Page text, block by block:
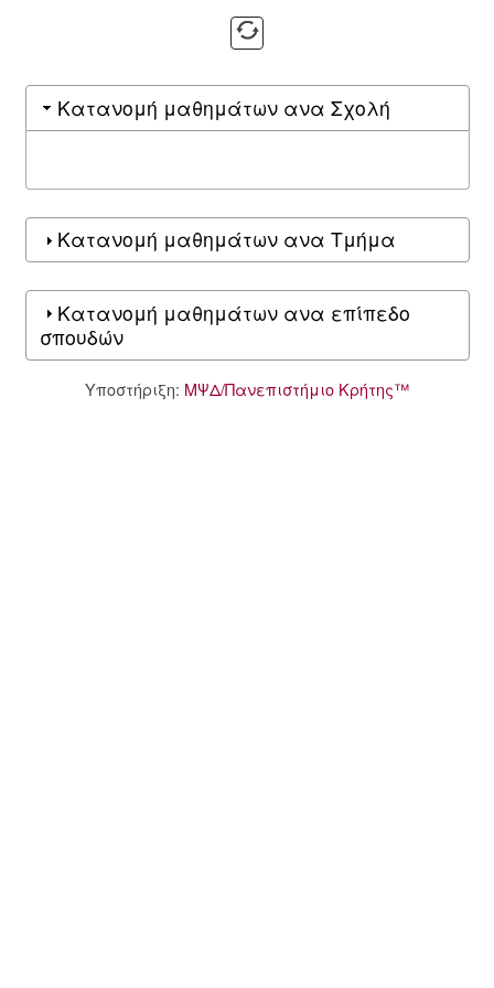
Κατανομή μαθημάτων ανα Σχολή
Κατανομή μαθημάτων ανα Τμήμα
Κατανομή μαθημάτων ανα επίπεδο
σπουδών
Υποστήριξη: ΜΨΔ/Πανεπιστήμιο Κρήτης™